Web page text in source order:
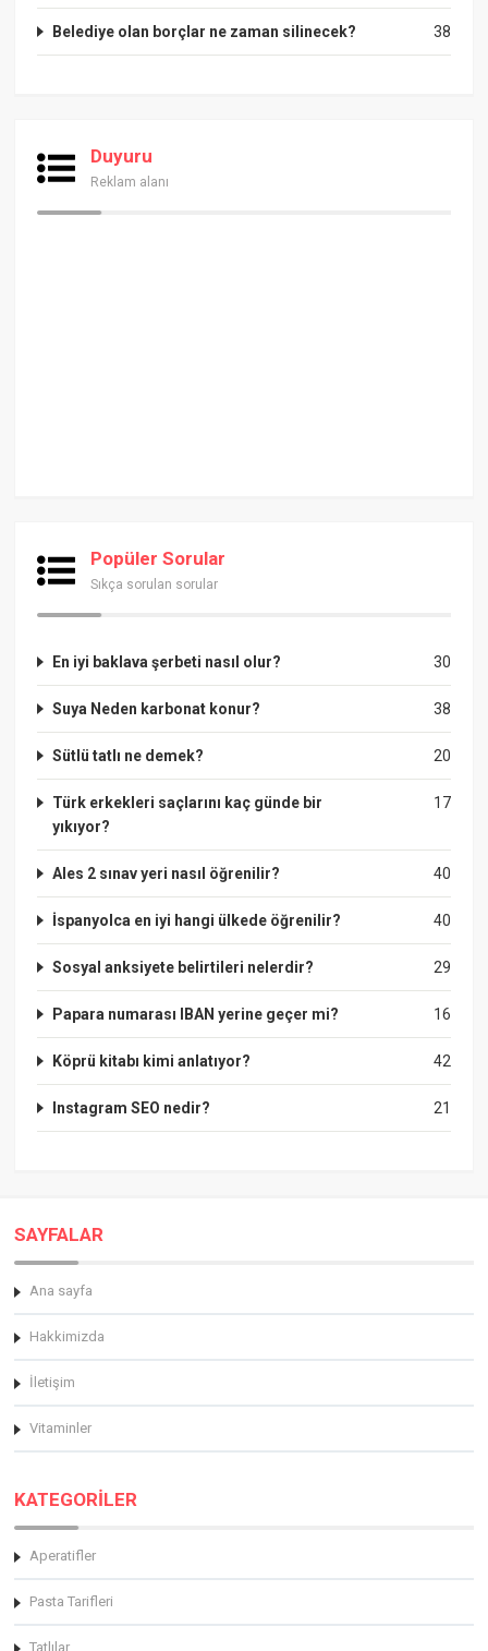
38
Belediye olan borçlar ne zaman silinecek?
Duyuru
Reklam alanı
Popüler Sorular
Sıkça sorulan sorular
30
En iyi baklava şerbeti nasıl olur?
38
Suya Neden karbonat konur?
20
Sütlü tatlı ne demek?
17
Türk erkekleri saçlarını kaç günde bir
yıkıyor?
40
Ales 2 sınav yeri nasıl öğrenilir?
40
İspanyolca en iyi hangi ülkede öğrenilir?
29
Sosyal anksiyete belirtileri nelerdir?
16
Papara numarası IBAN yerine geçer mi?
42
Köprü kitabı kimi anlatıyor?
21
Instagram SEO nedir?
SAYFALAR
Ana sayfa
Hakkimizda
İletişim
Vitaminler
KATEGORİLER
Aperatifler
Pasta Tarifleri
Tatlılar